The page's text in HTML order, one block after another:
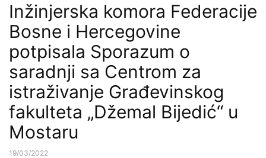
Inžinjerska komora Federacije
Bosne i Hercegovine
potpisala Sporazum o
saradnji sa Centrom za
istraživanje Građevinskog
fakulteta „Džemal Bijedić“ u
Mostaru
19/03/2022